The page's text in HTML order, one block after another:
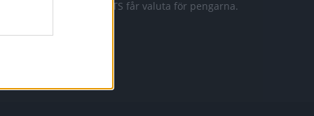
911 GTS får valuta för pengarna.